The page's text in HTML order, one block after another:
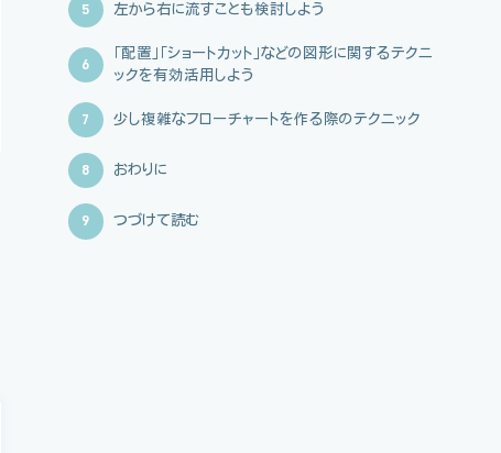
5 左から右に流すことも検討しよう
6
「配置」「ショートカット」などの図形に関するテクニ
ックを有効活用しよう
7 少し複雑なフローチャートを作る際のテクニック
8 おわりに
9 つづけて読む